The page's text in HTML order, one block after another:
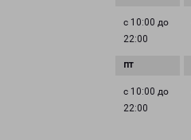
с 10:00 до
22:00
с 10:00 до
22:00